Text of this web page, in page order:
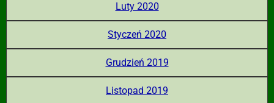
Luty 2020
Styczeń 2020
Grudzień 2019
Listopad 2019